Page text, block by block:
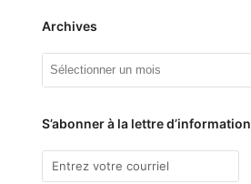
Archives
Archives
S’abonner à la lettre d’information